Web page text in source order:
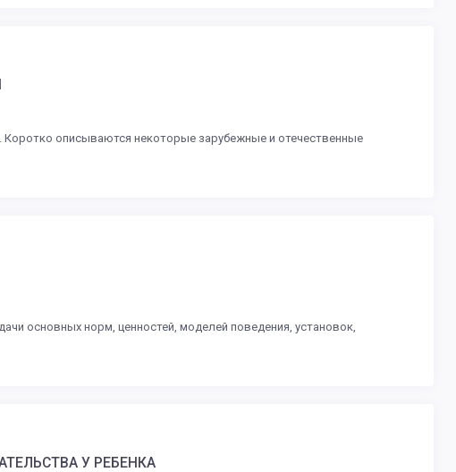
Коротко описываются некоторые зарубежные и отечественные
основных норм, ценностей, моделей поведения, установок,
У РЕБЕНКА